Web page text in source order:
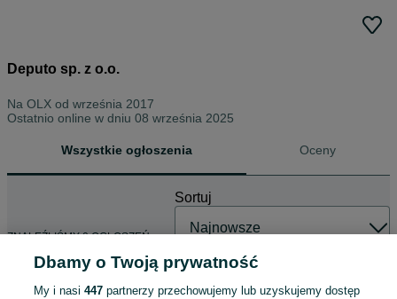
Deputo sp. z o.o.
Na OLX od września 2017
Ostatnio online w dniu 08 września 2025
Wszystkie ogłoszenia Oceny
ZNALEŹLIŚMY 0 OGŁOSZEŃ
Sortuj
Dbamy o Twoją prywatność
My i nasi447 partnerzy przechowujemy lub uzyskujemy dostęp